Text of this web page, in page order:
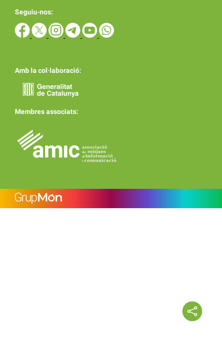
Seguiu-nos:
Amb la col·laboració:
Membres associats: